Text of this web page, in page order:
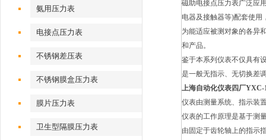
氨用压力表
电接点压力表
不锈钢差压表
不锈钢膜盒压力表
膜片压力表
卫生型隔膜压力表
磁助电接点压力表广泛应
电器及接触器等)配套使用
为能适应被测对象的各异
和产品。
鉴于本系列仪表不仅具有
是一般无指示、无切换差
上海自动化仪表四厂
仪表由测量系统、指示装
仪表的工作原理是基于测
由固定于齿轮轴上的指示